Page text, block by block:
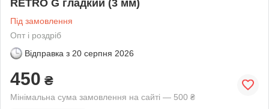
RETRO G гладкий (3 мм)
Під замовлення
Опт і роздріб
Відправка з 20 серпня 2026
450 ₴
Мінімальна сума замовлення на сайті — 500 ₴